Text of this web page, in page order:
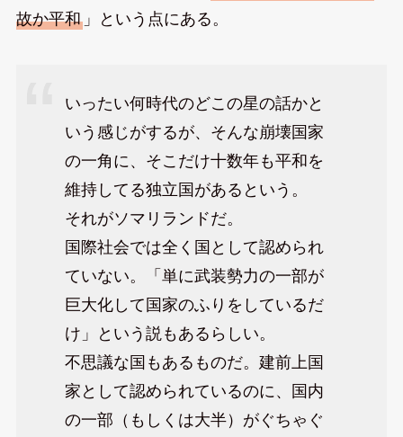
故か平和」という点にある。
いったい何時代のどこの星の話かと
いう感じがするが、そんな崩壊国家
の一角に、そこだけ十数年も平和を
維持してる独立国があるという。
それがソマリランドだ。
国際社会では全く国として認められ
ていない。「単に武装勢力の一部が
巨大化して国家のふりをしているだ
け」という説もあるらしい。
不思議な国もあるものだ。建前上国
家として認められているのに、国内
の一部（もしくは大半）がぐちゃぐ